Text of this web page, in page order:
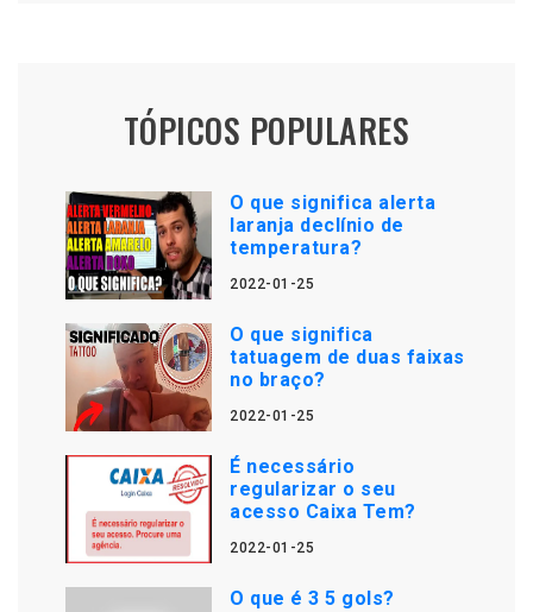
TÓPICOS POPULARES
O que significa alerta
laranja declínio de
temperatura?
2022-01-25
O que significa
tatuagem de duas faixas
no braço?
2022-01-25
É necessário
regularizar o seu
acesso Caixa Tem?
2022-01-25
O que é 3 5 gols?